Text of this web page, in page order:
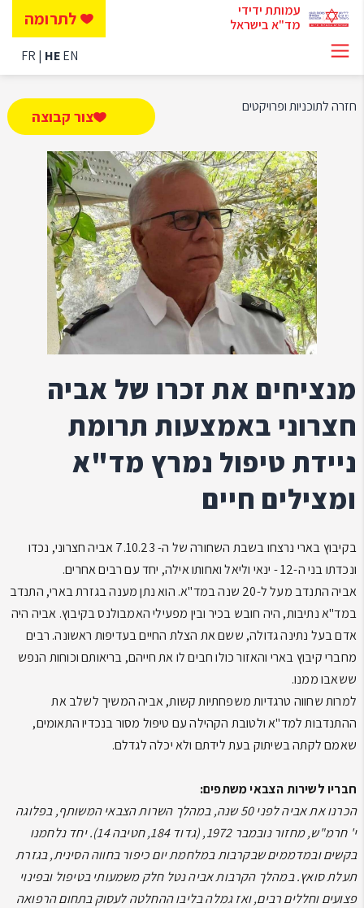
עמותת ידידי
מד"א בישראל
לתרומה
FR HEEN
צור קבוצה
חזרה לתוכניות ופרויקטים
מנציחים את זכרו של אביה
חצרוני באמצעות תרומת
ניידת טיפול נמרץ מד"א
ומצילים חיים
בקיבוץ בארי נרצחו בשבת השחורה של ה- 7.10.23 אביה חצרוני, נכדו
ונכדתו בני ה-12 - ינאי וליאל ואחותו אילה, יחד עם רבים אחרים.
אביה התנדב מעל ל-20 שנה במד"א. הוא נתן מענה בגזרת בארי, התנדב
במד"א נתיבות, היה חובש בכיר ובין מפעילי האמבולנס בקיבוץ. אביה היה
אדם בעל נתינה גדולה, ששם את הצלת החיים בעדיפות ראשונה. רבים
מחברי קיבוץ בארי והאזור כולו חבים לו את חייהם, בריאותם וכוחות הנפש
ששאבו ממנו.
למרות שחווה טרגדיות משפחתיות קשות, אביה המשיך לשלב את
ההתנדבות למד"א ולטובת הקהילה עם טיפול מסור בנכדיו התאומים,
שאמם לקתה בשיתוק בעת לידתם ולא יכלה לגדלם.
חבריו לשירות הצבאי משתפים:
הכרנו את אביה לפני 50 שנה, במהלך השרות הצבאי המשותף, בפלוגה
י' חרמ"ש, מחזור נובמבר 1972, (גדוד 184, חטיבה 14). יחד נלחמנו
בקשים ובמדממים שבקרבות במלחמת יום כיפור בחווה הסינית, בגזרת
תעלת סואץ. במהלך הקרבות אביה נטל חלק משמעותי בטיפול ובפינוי
פצועים וחללים רבים, ואז גמלה בליבו ההחלטה לעסוק בתחום הרפואה